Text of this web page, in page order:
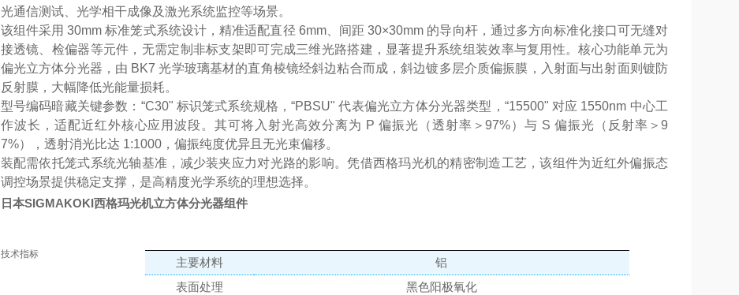
光通信测试、光学相干成像及激光系统监控等场景。
该组件采用 30mm 标准笼式系统设计，精准适配直径 6mm、间距 30×30mm 的导向杆，通过多方向标准化接口可无缝对
接透镜、检偏器等元件，无需定制非标支架即可完成三维光路搭建，显著提升系统组装效率与复用性。核心功能单元为
偏光立方体分光器，由 BK7 光学玻璃基材的直角棱镜经斜边粘合而成，斜边镀多层介质偏振膜，入射面与出射面则镀防
反射膜，大幅降低光能量损耗。
型号编码暗藏关键参数：“C30" 标识笼式系统规格，“PBSU" 代表偏光立方体分光器类型，“15500" 对应 1550nm 中心工
作波长，适配近红外核心应用波段。其可将入射光高效分离为 P 偏振光（透射率＞97%）与 S 偏振光（反射率＞9
7%），透射消光比达 1:1000，偏振纯度优异且无光束偏移。
装配需依托笼式系统光轴基准，减少装夹应力对光路的影响。凭借西格玛光机的精密制造工艺，该组件为近红外偏振态
调控场景提供稳定支撑，是高精度光学系统的理想选择。
日本SIGMAKOKI西格玛光机立方体分光器组件
技术指标
主要材料
铝
表面处理
黑色阳极氧化